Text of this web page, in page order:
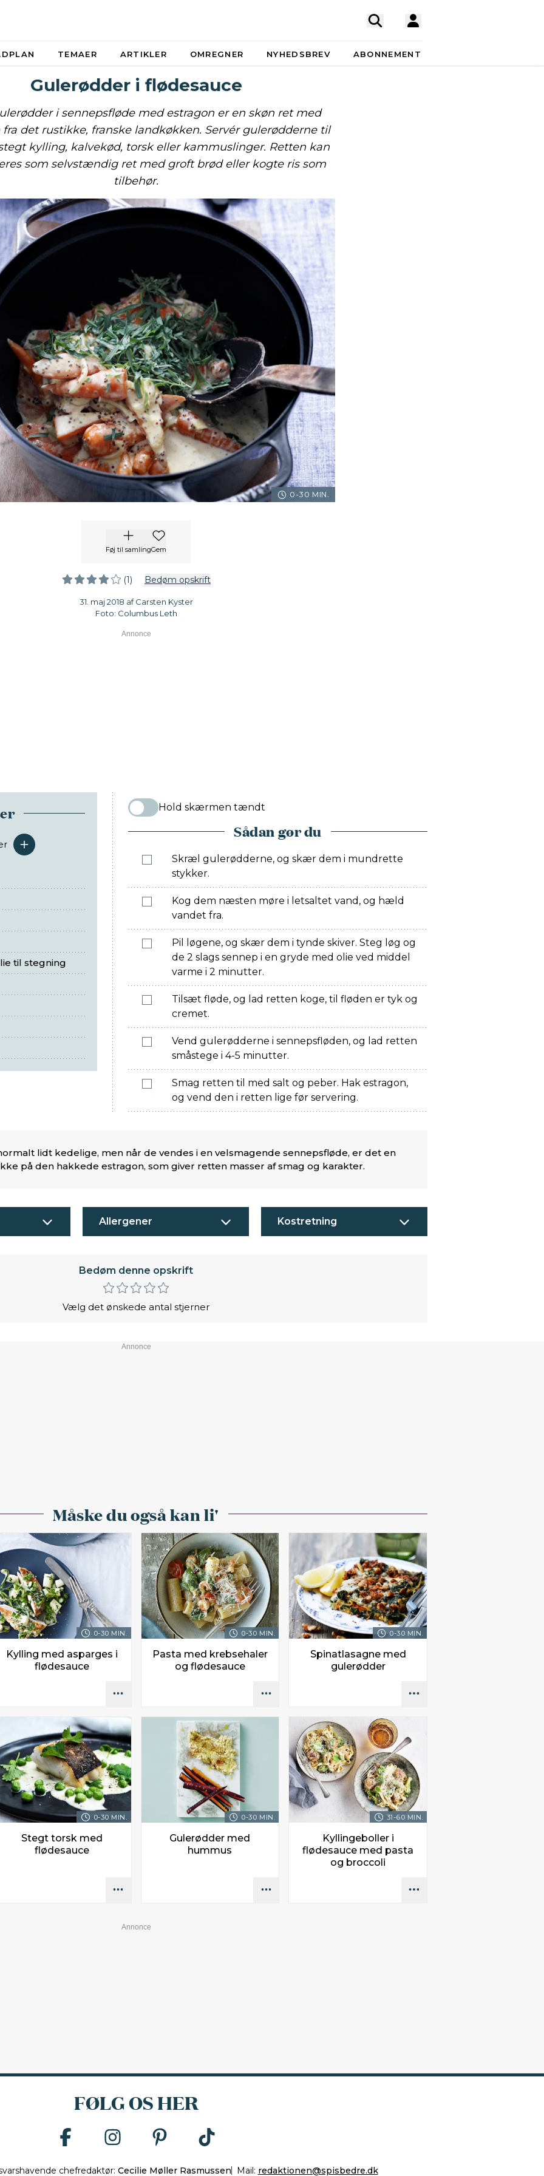
TEMAER ARTIKLER OMREGNER NYHEDSBREV ABONNEMENT
Gulerødder i flødesauce
i sennepsfløde med estragon er en skøn ret med
det rustikke, franske landkøkken. Servér gulerødderne til
kylling, kalvekød, torsk eller kammuslinger. Retten kan
som selvstændig ret med groft brød eller kogte ris som
tilbehør.
0-30 MIN.
Føj til samlingGem
(1) Bedøm opskrift
31. maj 2018 af Carsten Kyster
Foto: Columbus Leth
til stegning
Hold skærmen tændt
Sådan gør du
Skræl gulerødderne, og skær dem i mundrette
stykker.
Kog dem næsten møre i letsaltet vand, og hæld
vandet fra.
Pil løgene, og skær dem i tynde skiver. Steg løg og
de 2 slags sennep i en gryde med olie ved middel
varme i 2 minutter.
Tilsæt fløde, og lad retten koge, til fløden er tyk og
cremet.
Vend gulerødderne i sennepsfløden, og lad retten
småstege i 4-5 minutter.
Smag retten til med salt og peber. Hak estragon,
og vend den i retten lige før servering.
lidt kedelige, men når de vendes i en velsmagende sennepsfløde, er det en
på den hakkede estragon, som giver retten masser af smag og karakter.
Allergener Kostretning
Bedøm denne opskrift
Vælg det ønskede antal stjerner
Måske du også kan li'
0-30 MIN.
Kylling med asparges i
flødesauce
0-30 MIN.
Pasta med krebsehaler
og flødesauce
0-30 MIN.
Spinatlasagne med
gulerødder
0-30 MIN.
Stegt torsk med
flødesauce
0-30 MIN.
Gulerødder med
hummus
31-60 MIN.
Kyllingeboller i
flødesauce med pasta
og broccoli
FØLG OS HER
chefredaktør: Cecilie Møller Rasmussen Mail: redaktionen@spisbedre.dk